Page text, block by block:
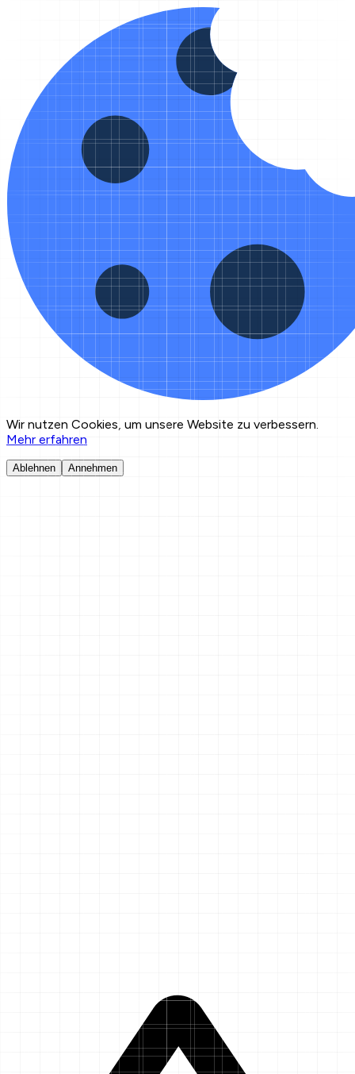
Wir nutzen Cookies, um unsere Website zu verbessern.
Mehr erfahren
Ablehnen Annehmen